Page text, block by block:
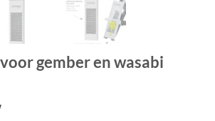
gember en wasabi